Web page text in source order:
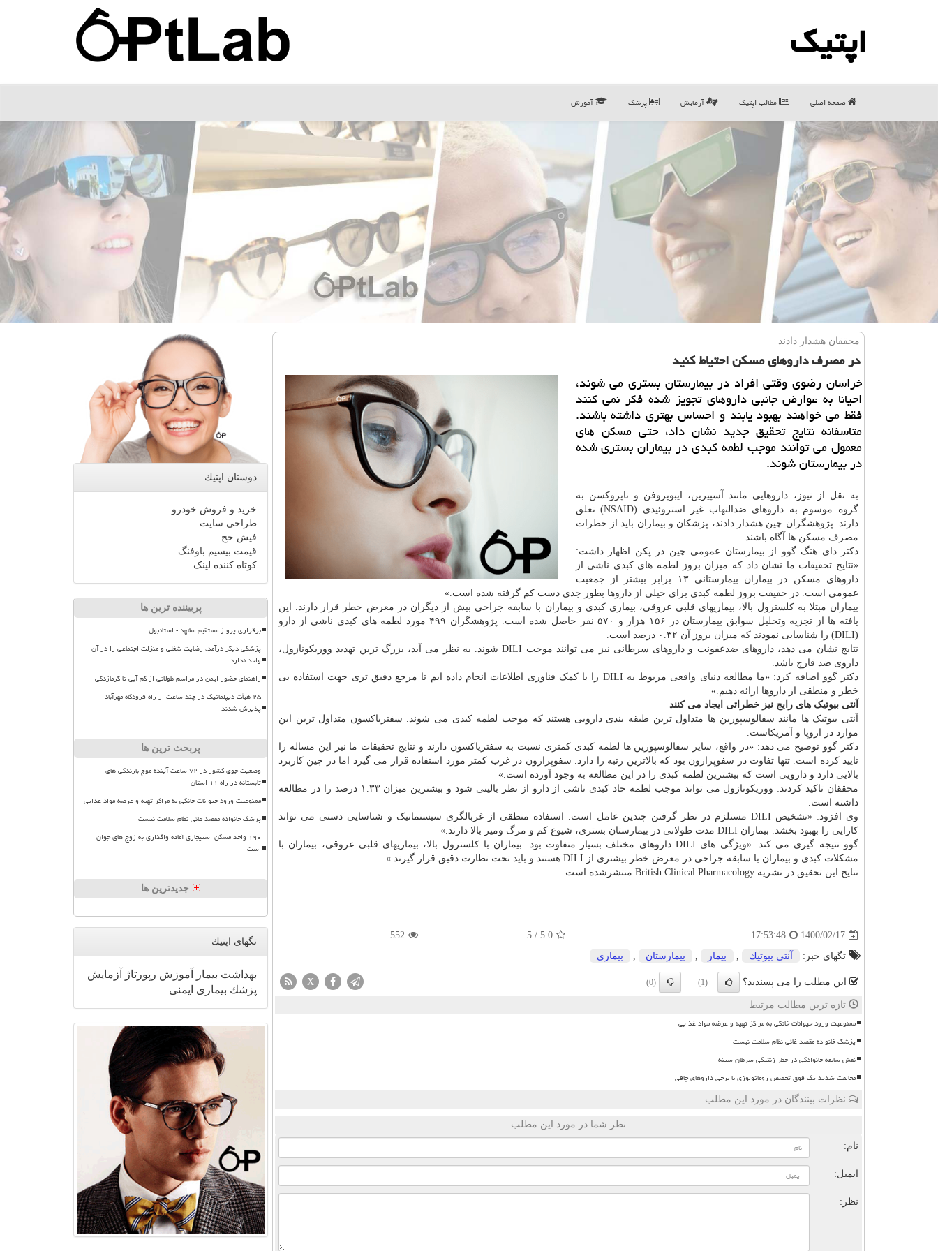
اپتیك
صفحه اصلی مطالب اپتیك آزمایش پزشک آموزش
محققان هشدار دادند
در مصرف داروهای مسكن احتیاط كنید
خراسان رضوی وقتی افراد در بیمارستان بستری می شوند،
احیانا به عوارض جانبی داروهای تجویز شده فکر نمی کنند
فقط می خواهند بهبود یابند و احساس بهتری داشته باشند.
متاسفانه نتایج تحقیق جدید نشان داد، حتی مسکن های
معمول می توانند موجب لطمه کبدی در بیماران بستری شده
در بیمارستان شوند.
به نقل از نیوز، داروهایی مانند آسپیرین، ایبوپروفن و ناپروکسن به
گروه موسوم به داروهای ضدالتهاب غیر استروئیدی (NSAID) تعلق
دارند. پژوهشگران چین هشدار دادند، پزشکان و بیماران باید از خطرات
مصرف مسکن ها آگاه باشند.
دکتر دای هنگ گوو از بیمارستان عمومی چین در پکن اظهار داشت:
«نتایج تحقیقات ما نشان داد که میزان بروز لطمه های کبدی ناشی از
داروهای مسکن در بیماران بیمارستانی ۱۳ برابر بیشتر از جمعیت
عمومی است. در حقیقت بروز لطمه کبدی برای خیلی از داروها بطور جدی دست کم گرفته شده است.»
بیماران مبتلا به کلسترول بالا، بیماریهای قلبی عروقی، بیماری کبدی و بیماران با سابقه جراحی بیش از دیگران در معرض خطر قرار دارند. این
یافته ها از تجزیه وتحلیل سوابق بیمارستان در ۱۵۶ هزار و ۵۷۰ نفر حاصل شده است. پژوهشگران ۴۹۹ مورد لطمه های کبدی ناشی از
دارو
(DILI) را شناسایی نمودند که میزان بروز آن ۰.۳۲ درصد است.
نتایج نشان می دهد، داروهای ضدعفونت و داروهای سرطانی نیز می توانند موجب DILI شوند. به نظر می آید، بزرگ ترین تهدید ووریکونازول،
داروی ضد قارچ باشد.
دکتر گوو اضافه کرد: «ما مطالعه دنیای واقعی مربوط به DILI را با کمک فناوری اطلاعات انجام داده ایم تا مرجع دقیق تری جهت استفاده بی
خطر و منطقی از داروها ارائه دهیم.»
آنتی بیوتیک های رایج نیز خطراتی ایجاد می کنند
آنتی بیوتیک ها مانند سفالوسپورین ها متداول ترین طبقه بندی دارویی هستند که موجب لطمه کبدی می شوند. سفتریاکسون متداول ترین این
موارد در اروپا و آمریکاست.
دکتر گوو توضیح می دهد: «در واقع، سایر سفالوسپورین ها لطمه کبدی کمتری نسبت به سفتریاکسون دارند و نتایج تحقیقات ما نیز این مساله را
تایید کرده است. تنها تفاوت در سفوپرازون بود که بالاترین رتبه را دارد. سفوپرازون در غرب کمتر مورد استفاده قرار می گیرد اما در چین کاربرد
بالایی دارد و دارویی است که بیشترین لطمه کبدی را در این مطالعه به وجود آورده است.»
محققان تاکید کردند: ووریکونازول می تواند موجب لطمه حاد کبدی ناشی از دارو از نظر بالینی شود و بیشترین میزان ۱.۳۳ درصد را در مطالعه
داشته است.
وی افزود: «تشخیص DILI مستلزم در نظر گرفتن چندین عامل است. استفاده منطقی از غربالگری سیستماتیک و شناسایی دستی می تواند
کارایی را بهبود بخشد. بیماران DILI مدت طولانی در بیمارستان بستری، شیوع کم و مرگ ومیر بالا دارند.»
گوو نتیجه گیری می کند: «ویژگی های DILI داروهای مختلف بسیار متفاوت بود. بیماران با کلسترول بالا، بیماریهای قلبی عروقی، بیماران با
مشکلات کبدی و بیماران با سابقه جراحی در معرض خطر بیشتری از DILI هستند و باید تحت نظارت دقیق قرار گیرند.»
نتایج این تحقیق در نشریه British Clinical Pharmacology منتشرشده است.
1400/02/17
17:53:48
5.0
/
5
552
تگهای خبر: آنتی بیوتیك , بیمار , بیمارستان , بیماری
این مطلب را می پسندید؟ (1)
(0)
X
تازه ترین مطالب مرتبط
ممنوعیت ورود حیوانات خانگی به مراکز تهیه و عرضه مواد غذایی
پزشک خانواده مقصد غائی نظام سلامت نیست
نقش سابقه خانوادگی در خطر ژنتیکی سرطان سینه
مخالفت شدید یک فوق تخصص روماتولوژی با برخی داروهای چاقی
نظرات بینندگان در مورد این مطلب
نظر شما در مورد این مطلب
نام:
ایمیل:
نظر:
دوستان اپتیك
خرید و فروش خودرو
طراحی سایت
فیش حج
قیمت بیسیم باوفنگ
کوتاه کننده لینک
پربیننده ترین ها
برقراری پرواز مستقیم مشهد - استانبول
پزشکی دیگر درآمد، رضایت شغلی و منزلت اجتماعی را در آن
واحد ندارد
راهنمای حضور ایمن در مراسم طولانی از کم آبی تا گرمازدگی
۲۵ هیأت دیپلماتیک در چند ساعت از راه فرودگاه مهرآباد
پذیرش شدند
پربحث ترین ها
وضعیت جوی کشور در ۷۲ ساعت آینده موج بارندگی های
تابستانه در راه ۱۱ استان
ممنوعیت ورود حیوانات خانگی به مراکز تهیه و عرضه مواد غذایی
پزشک خانواده مقصد غائی نظام سلامت نیست
۱۹۰ واحد مسکن استیجاری آماده واگذاری به زوج های جوان
است
جدیدترین ها
تگهای اپتیك
بهداشت بیمار آموزش رپورتاژ
آزمایش
پزشك بیماری ایمنی